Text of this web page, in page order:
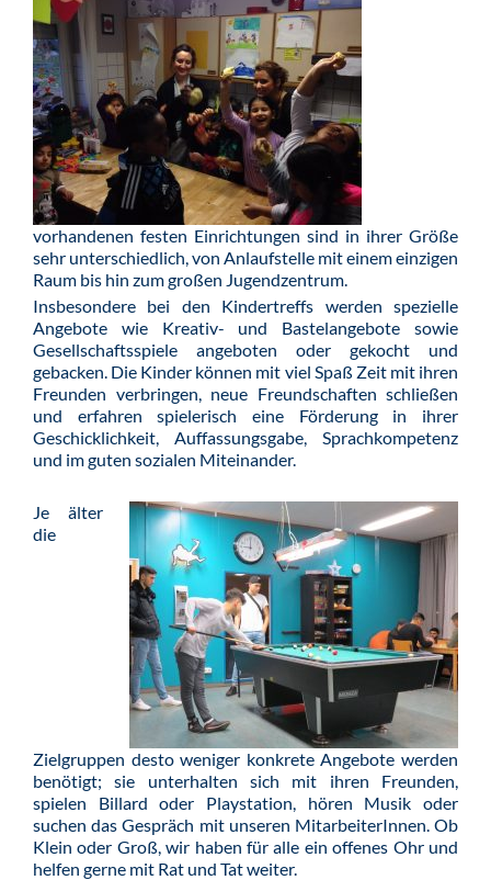
vorhandenen festen Einrichtungen sind in ihrer Größe
sehr unterschiedlich, von Anlaufstelle mit einem einzigen
Raum bis hin zum großen Jugendzentrum.
Insbesondere bei den Kindertreffs werden spezielle
Angebote wie Kreativ- und Bastelangebote sowie
Gesellschaftsspiele angeboten oder gekocht und
gebacken. Die Kinder können mit viel Spaß Zeit mit ihren
Freunden verbringen, neue Freundschaften schließen
und erfahren spielerisch eine Förderung in ihrer
Geschicklichkeit, Auffassungsgabe, Sprachkompetenz
und im guten sozialen Miteinander.
Je älter
die
Zielgruppen desto weniger konkrete Angebote werden
benötigt; sie unterhalten sich mit ihren Freunden,
spielen Billard oder Playstation, hören Musik oder
suchen das Gespräch mit unseren MitarbeiterInnen. Ob
Klein oder Groß, wir haben für alle ein offenes Ohr und
helfen gerne mit Rat und Tat weiter.